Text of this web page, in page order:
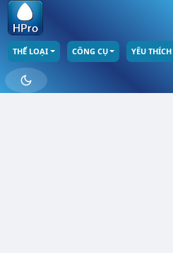
THỂ LOẠI CÔNG CỤ YÊU THÍCH